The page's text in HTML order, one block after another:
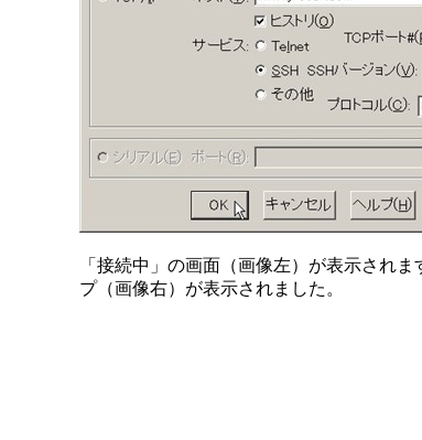
「接続中」の画面（画像左）が表示され
プ（画像右）が表示されました。